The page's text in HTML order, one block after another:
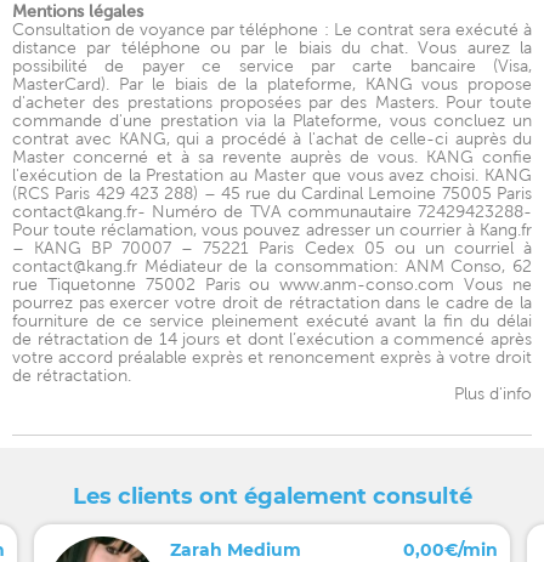
Mentions légales
Consultation de voyance par téléphone : Le contrat sera exécuté à
distance par téléphone ou par le biais du chat. Vous aurez la
possibilité de payer ce service par carte bancaire (Visa,
MasterCard). Par le biais de la plateforme, KANG vous propose
d'acheter des prestations proposées par des Masters. Pour toute
commande d'une prestation via la Plateforme, vous concluez un
contrat avec KANG, qui a procédé à l'achat de celle-ci auprès du
Master concerné et à sa revente auprès de vous. KANG confie
l'exécution de la Prestation au Master que vous avez choisi. KANG
(RCS Paris 429 423 288) – 45 rue du Cardinal Lemoine 75005 Paris
contact@kang.fr- Numéro de TVA communautaire 72429423288-
Pour toute réclamation, vous pouvez adresser un courrier à Kang.fr
– KANG BP 70007 – 75221 Paris Cedex 05 ou un courriel à
contact@kang.fr Médiateur de la consommation: ANM Conso, 62
rue Tiquetonne 75002 Paris ou www.anm-conso.com Vous ne
pourrez pas exercer votre droit de rétractation dans le cadre de la
fourniture de ce service pleinement exécuté avant la fin du délai
de rétractation de 14 jours et dont l’exécution a commencé après
votre accord préalable exprès et renoncement exprès à votre droit
de rétractation.
Plus d'info
Les clients ont également consulté
Zarah Medium 0,00€/min